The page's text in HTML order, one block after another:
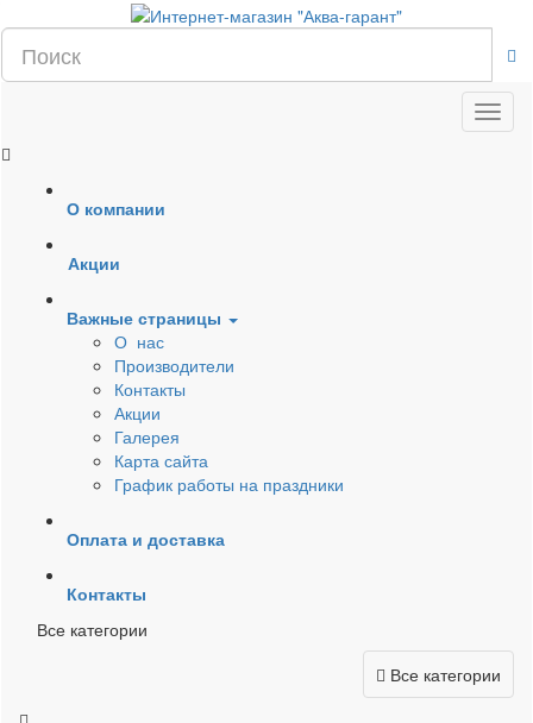
О компании
Акции
Важные страницы
О нас
Производители
Контакты
Акции
Галерея
Карта сайта
График работы на праздники
Оплата и доставка
Контакты
Все категории
Все категории